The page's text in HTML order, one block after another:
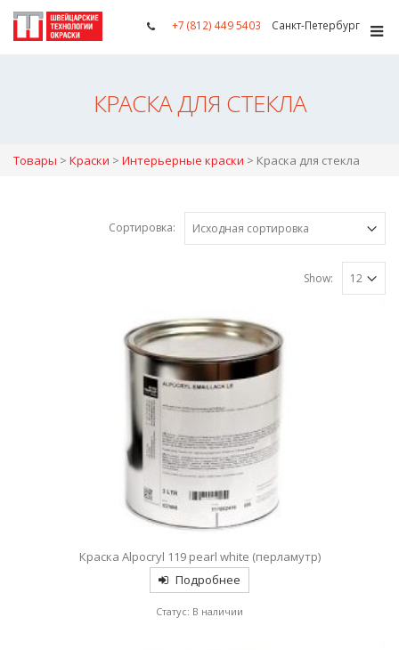
+7 (812) 449 5403 Санкт-Петербург
КРАСКА ДЛЯ СТЕКЛА
Товары > Краски > Интерьерные краски > Краска для стекла
Сортировка:
Show:
Краска Alpocryl 119 pearl white (перламутр)
Подробнее
Статус: В наличии